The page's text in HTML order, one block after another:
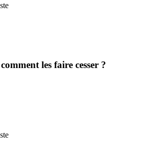
les faire cesser ?